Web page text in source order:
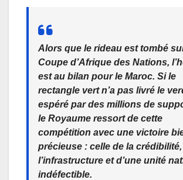
Alors que le rideau est tombé
Coupe d’Afrique des Nations,
est au bilan pour le Maroc. Si le
rectangle vert n’a pas livré le
espéré par des millions de
le Royaume ressort de cette
compétition avec une victoire
précieuse : celle de la
l’infrastructure et d’une unité
indéfectible.